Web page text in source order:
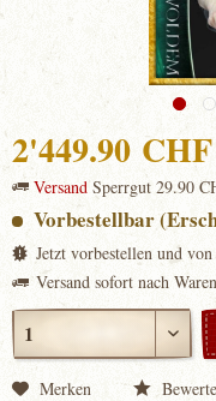
2'449.90 CHF
VersandSperrgut 29.90
Vorbestellbar
Jetzt vorbestellen und
Versand sofort nach
Merken